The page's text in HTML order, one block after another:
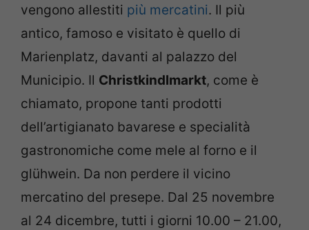
vengono allestiti più mercatini. Il più
antico, famoso e visitato è quello di
Marienplatz, davanti al palazzo del
Municipio. Il Christkindlmarkt, come è
chiamato, propone tanti prodotti
dell’artigianato bavarese e specialità
gastronomiche come mele al forno e il
glühwein. Da non perdere il vicino
mercatino del presepe. Dal 25 novembre
al 24 dicembre, tutti i giorni 10.00 – 21.00,